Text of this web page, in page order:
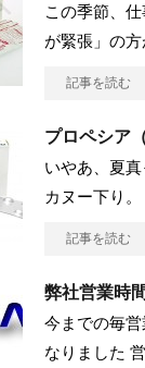
この季節、
が緊張」の
記事を読む
プロペシア
いやあ、夏
カヌー下り
記事を読む
弊社営業時
今までの毎
なりました